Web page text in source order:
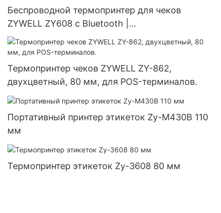
Беспроводной термопринтер для чеков
ZYWELL ZY608 с Bluetooth |
Высокоскоростной POS-принтер OEM
Термопринтер чеков ZYWELL ZY-862,
двухцветный, 80 мм, для POS-терминалов.
Портативный принтер этикеток Zy-M430B 110
мм
Термопринтер этикеток Zy-3608 80 мм